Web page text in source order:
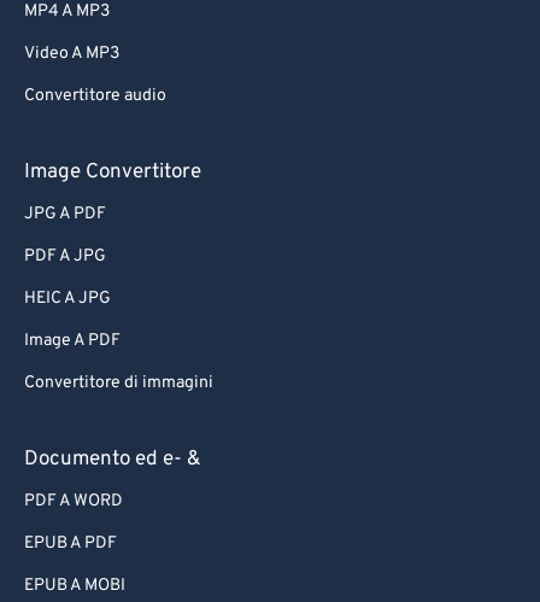
MP4 A MP3
Video A MP3
Convertitore audio
Image Convertitore
JPG A PDF
PDF A JPG
HEIC A JPG
Image A PDF
Convertitore di immagini
Documento ed e- &
PDF A WORD
EPUB A PDF
EPUB A MOBI